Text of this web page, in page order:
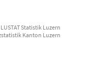
LUSTAT Statistik Luzern
Kanton Luzern